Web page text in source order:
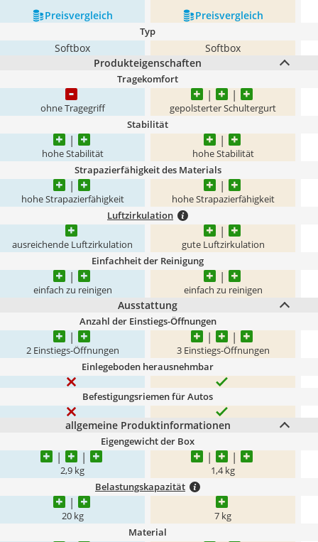
Preis­vergleich Preis­vergleich
Typ
Softbox
Softbox
Produkteigenschaften
Tragekomfort
ohne Tragegriff gepolsterter Schultergurt
Stabilität
hohe Stabilität hohe Stabilität
Strapazierfähigkeit des Materials
hohe Strapazierfähigkeit hohe Strapazierfähigkeit
Luftzirkulation
ausreichende Luftzirkulation gute Luftzirkulation
Einfachheit der Reinigung
einfach zu reinigen einfach zu reinigen
Ausstattung
Anzahl der Einstiegs-Öffnungen
2 Einstiegs-Öffnungen 3 Einstiegs-Öffnungen
Einlegeboden herausnehmbar
Befestigungsriemen für Autos
allgemeine Produktinformationen
Eigengewicht der Box
2,9 kg 1,4 kg
Belastungskapazität
20 kg 7 kg
Material